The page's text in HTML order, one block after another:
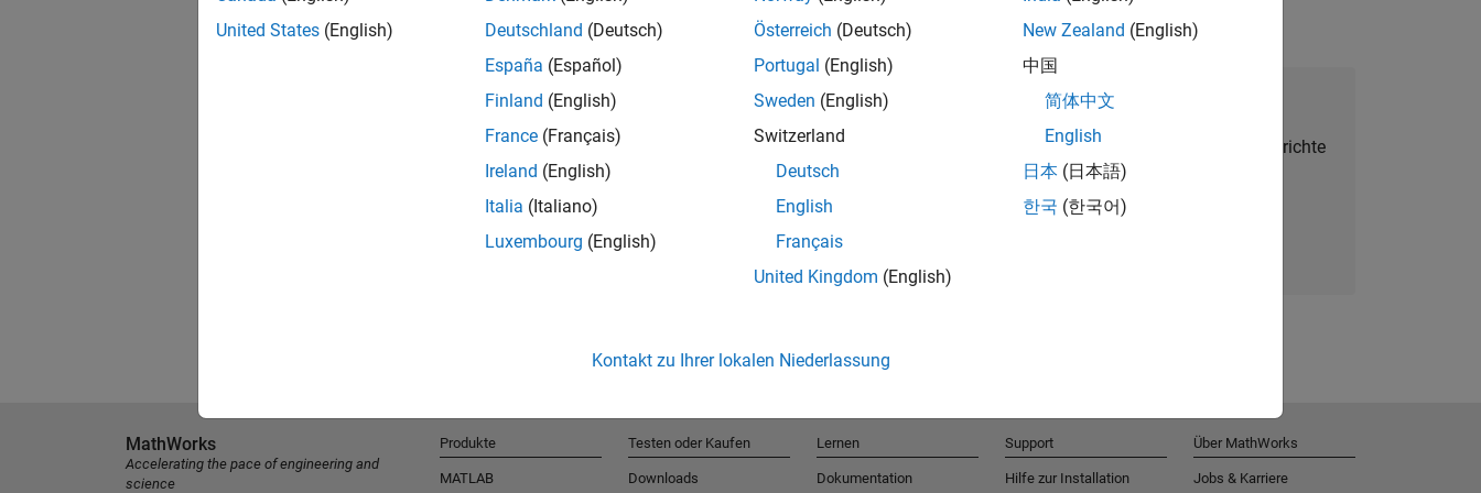
Talent Network beitreten
Erhalten Sie personalisierte Stellenangebote, Berichte
und Unternehmensneuigkeiten.
United States (English)
Deutschland (Deutsch)
España (Español)
Finland (English)
France (Français)
Ireland (English)
Italia (Italiano)
Luxembourg (English)
Österreich (Deutsch)
Portugal (English)
Sweden (English)
Switzerland
Deutsch
English
Français
United Kingdom (English)
New Zealand (English)
中国
简体中文
English
日本 (日本語)
한국 (한국어)
Kontakt zu Ihrer lokalen Niederlassung
MathWorks
Accelerating the pace of engineering and
science
Produkte
MATLAB
Testen oder Kaufen
Downloads
Lernen
Dokumentation
Support
Hilfe zur Installation
Über MathWorks
Jobs & Karriere